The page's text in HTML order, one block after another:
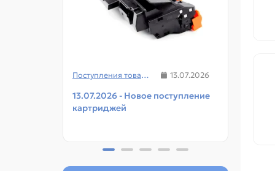
Поступления товаров 13.07.2026
13.07.2026 - Новое поступление
картриджей